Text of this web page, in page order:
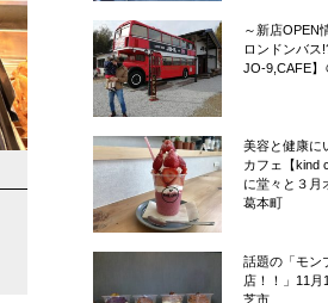
～新店
ロンドンバス
JO-9,CAFE】
美容と健康に
カフェ【kind
に堂々と３
葛本町
話題の「モン
店！！」11月
芝市